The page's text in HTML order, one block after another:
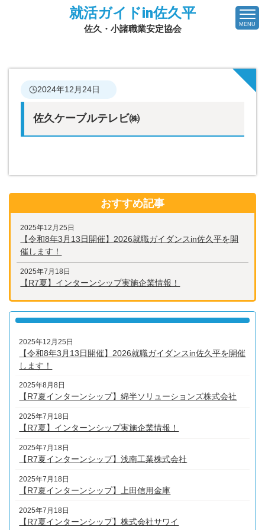
就活ガイドin佐久平
佐久・小諸職業安定協会 MENU
2024年12月24日
佐久ケーブルテレビ㈱
おすすめ記事
2025年12月25日
【令和8年3月13日開催】2026就職ガイダンスin佐久平を開
催します！
2025年7月18日
【R7夏】インターンシップ実施企業情報！
2025年12月25日
【令和8年3月13日開催】2026就職ガイダンスin佐久平を開催
します！
2025年8月8日
【R7夏インターンシップ】綿半ソリューションズ株式会社
2025年7月18日
【R7夏】インターンシップ実施企業情報！
2025年7月18日
【R7夏インターンシップ】浅南工業株式会社
2025年7月18日
【R7夏インターンシップ】上田信用金庫
2025年7月18日
【R7夏インターンシップ】株式会社サワイ